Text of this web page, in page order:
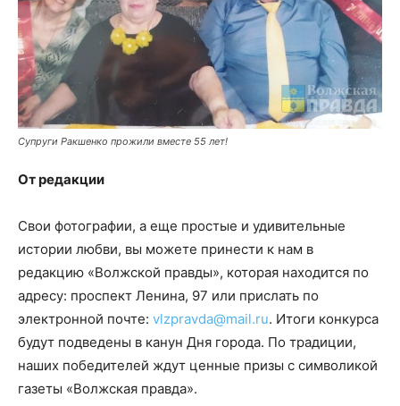
Супруги Ракшенко прожили вместе 55 лет!
От редакции
Свои фотографии, а еще простые и удивительные
истории любви, вы можете принести к нам в
редакцию «Волжской правды», которая находится по
адресу: проспект Ленина, 97 или прислать по
электронной почте: vlzpravda@mail.ru. Итоги конкурса
будут подведены в канун Дня города. По традиции,
наших победителей ждут ценные призы с символикой
газеты «Волжская правда».